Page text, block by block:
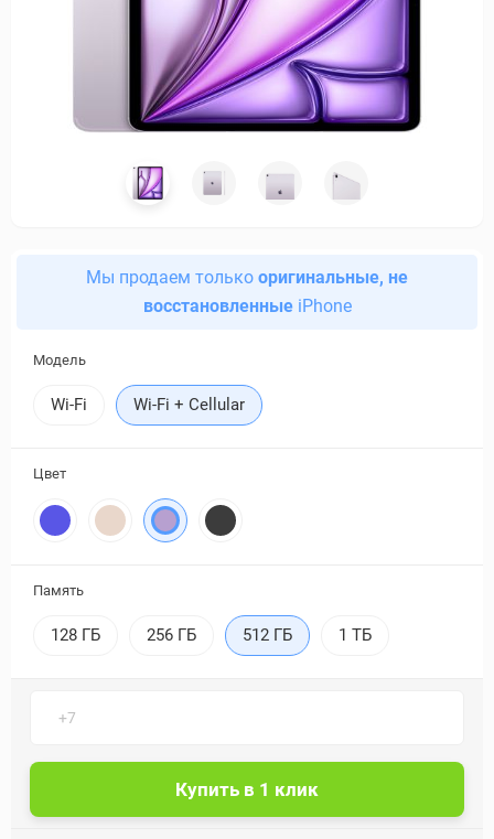
Мы продаем только оригинальные, не
восстановленныеiPhone
Модель
Wi-Fi Wi-Fi + Cellular
Цвет
Память
128 ГБ 256 ГБ 512 ГБ 1 ТБ